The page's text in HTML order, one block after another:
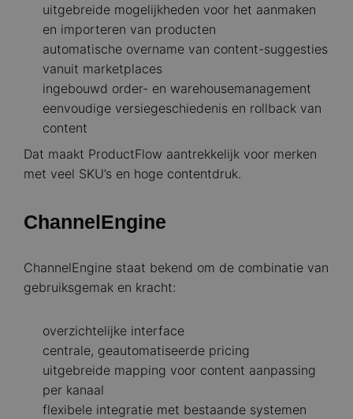
uitgebreide mogelijkheden voor het aanmaken
en importeren van producten
automatische overname van content-suggesties
vanuit marketplaces
ingebouwd order- en warehousemanagement
eenvoudige versiegeschiedenis en rollback van
content
Dat maakt ProductFlow aantrekkelijk voor merken
met veel SKU’s en hoge contentdruk.
ChannelEngine
ChannelEngine staat bekend om de combinatie van
gebruiksgemak en kracht:
overzichtelijke interface
centrale, geautomatiseerde pricing
uitgebreide mapping voor content aanpassing
per kanaal
flexibele integratie met bestaande systemen